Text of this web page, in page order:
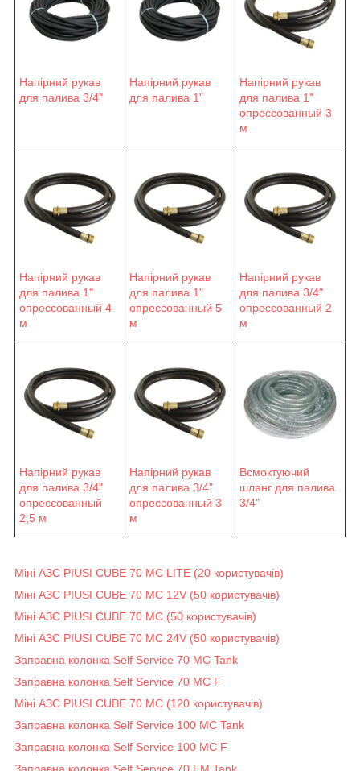
Напірний рукав
для палива 3/4"
Напірний рукав
для палива 1"
Напірний рукав
для палива 1"
опрессованный 3
м
Напірний рукав
для палива 1"
опрессованный 4
м
Напірний рукав
для палива 1"
опрессованный 5
м
Напірний рукав
для палива 3/4"
опрессованный 2
м
Напірний рукав
для палива 3/4"
опрессованный
2,5 м
Напірний рукав
для палива 3/4"
опрессованный 3
м
Всмоктуючий
шланг для палива
3/4"
Міні АЗС PIUSI CUBE 70 MC LITE (20 користувачів)
Міні АЗС PIUSI CUBE 70 MC 12V (50 користувачів)
Міні АЗС PIUSI CUBE 70 MC (50 користувачів)
Міні АЗС PIUSI CUBE 70 MC 24V (50 користувачів)
Заправна колонка Self Service 70 MC Tank
Заправна колонка Self Service 70 MC F
Міні АЗС PIUSI CUBE 70 MC (120 користувачів)
Заправна колонка Self Service 100 MC Tank
Заправна колонка Self Service 100 MC F
Заправна колонка Self Service 70 FM Tank